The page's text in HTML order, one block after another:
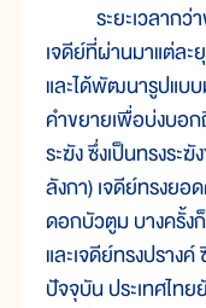
ระยะเวลากว่า
เจดีย์ที่ผ่านมาแต่ล
และได้พัฒนารูปแบ
คำขยายเพื่อบ่งบอก
ระฆัง ซึ่งเป็นทรงระ
ลังกา) เจดีย์ทรงย
ดอกบัวตูม บางครั้ง
และเจดีย์ทรงปราง
ปัจจุบัน ประเทศไท